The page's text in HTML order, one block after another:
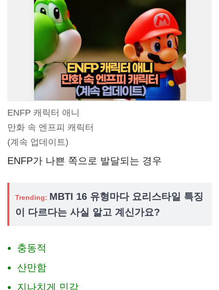
ENFP 캐릭터 애니
만화 속 엔프피 캐릭터
(계속 업데이트)
ENFP가 나쁜 쪽으로 발달되는 경우
Trending: MBTI 16 유형마다 요리스타일 특징
이 다르다는 사실 알고 계신가요?
충동적
산만함
지나치게 민감